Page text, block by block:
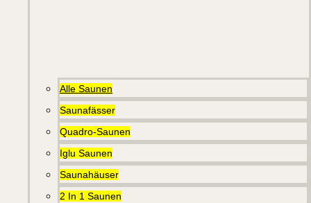
Alle Saunen
Saunafässer
Quadro-Saunen
Iglu Saunen
Saunahäuser
2 In 1 Saunen